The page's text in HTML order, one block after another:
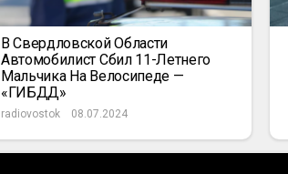
В Свердловской Области
Автомобилист Сбил 11-Летнего
Мальчика На Велосипеде —
«ГИБДД»
radiovostok 08.07.2024